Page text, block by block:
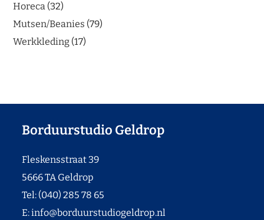
Horeca 32
Mutsen/Beanies 79
Werkkleding 17
Borduurstudio Geldrop
Fleskensstraat 39
5666 TA Geldrop
Tel: (040) 285 78 65
E:info@borduurstudiogeldrop.nl